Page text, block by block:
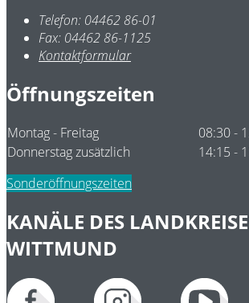
Telefon: 04462 86-01
Fax: 04462 86-1125
Kontaktformular
Öffnungszeiten
Montag - Freitag
08:30 -
Donnerstag zusätzlich
14:15 -
Sonderöffnungszeiten
KANÄLE DES
WITTMUND